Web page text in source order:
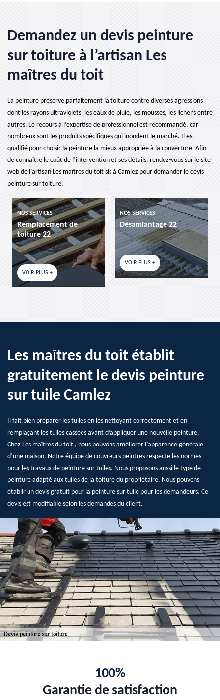
Demandez un devis peinture
sur toiture à l’artisan Les
maîtres du toit
La peinture préserve parfaitement la toiture contre diverses agressions
dont les rayons ultraviolets, les eaux de pluie, les mousses, les lichens entre
autres. Le recours à l’expertise de professionnel est recommandé, car
nombreux sont les produits spécifiques qui inondent le marché. Il est
qualifié pour choisir la peinture la mieux appropriée à la couverture. Afin
de connaître le coût de l’intervention et ses détails, rendez-vous sur le site
web de l’artisan Les maîtres du toit sis à Camlez pour demander le devis
peinture sur toiture.
SERVICES
de
22
PLUS +
NOS SERVICES
Désamiantage 22
VOIR PLUS +
NOS
VOIR
Les maîtres du toit établit
gratuitement le devis peinture
sur tuile Camlez
Il fait bien préparer les tuiles en les nettoyant correctement et en
remplaçant les tuiles cassées avant d’appliquer une nouvelle peinture.
Chez Les maîtres du toit , nous pouvons améliorer l’apparence générale
d’une maison. Notre équipe de couvreurs peintres respecte les normes
pour les travaux de peinture sur tuiles. Nous proposons aussi le type de
peinture adapté aux tuiles de la toiture du propriétaire. Nous pouvons
établir un devis gratuit pour la peinture sur tuile pour les demandeurs. Ce
devis est modifiable selon les demandes du client.
100%
Garantie de satisfaction